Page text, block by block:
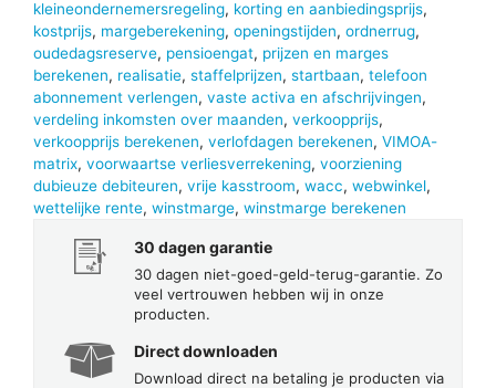
kleineondernemersregeling, korting en aanbiedingsprijs,
kostprijs, margeberekening, openingstijden, ordnerrug,
oudedagsreserve, pensioengat, prijzen en marges
berekenen, realisatie, staffelprijzen, startbaan, telefoon
abonnement verlengen, vaste activa en afschrijvingen,
verdeling inkomsten over maanden, verkoopprijs,
verkoopprijs berekenen, verlofdagen berekenen, VIMOA-
matrix, voorwaartse verliesverrekening, voorziening
dubieuze debiteuren, vrije kasstroom, wacc, webwinkel,
wettelijke rente, winstmarge, winstmarge berekenen
30 dagen garantie
30 dagen niet-goed-geld-terug-garantie. Zo
veel vertrouwen hebben wij in onze
producten.
Direct downloaden
Download direct na betaling je producten via